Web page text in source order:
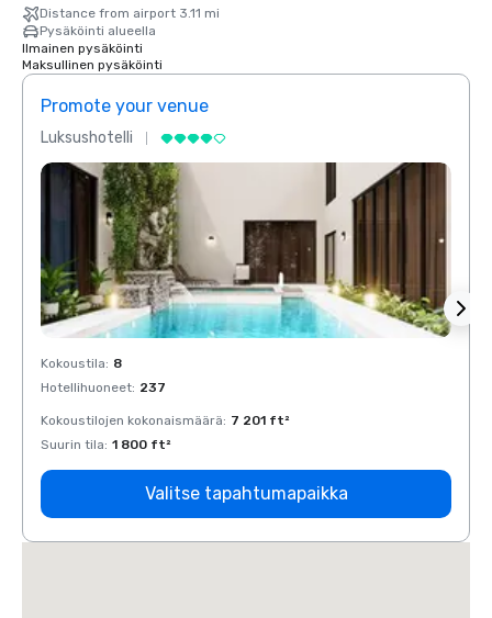
Distance from airport 3.11 mi
Pysäköinti alueella
Ilmainen pysäköinti
Maksullinen pysäköinti
Promote your venue
Luksushotelli
Kokoustila: 8
Hotellihuoneet: 237
Kokoustilojen kokonaismäärä: 7 201 ft²
Suurin tila: 1 800 ft²
Valitse tapahtumapaikka